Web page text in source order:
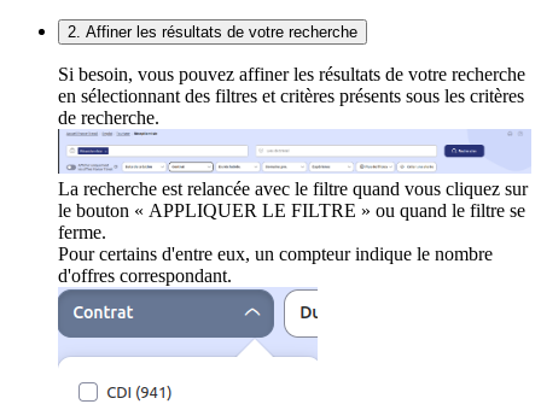
2. Affiner les résultats de votre recherche
Si besoin, vous pouvez affiner les résultats de votre recherche
en sélectionnant des filtres et critères présents sous les critères
de recherche.
La recherche est relancée avec le filtre quand vous cliquez sur
le bouton « APPLIQUER LE FILTRE » ou quand le filtre se
ferme.
Pour certains d'entre eux, un compteur indique le nombre
d'offres correspondant.